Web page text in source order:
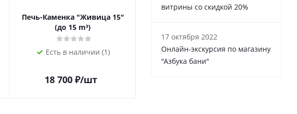
Печь-Каменка "Живица 15"
(до 15 m³)
Есть в наличии (1)
18 700 ₽/шт
Нет в наличии
витрины со скидкой 20%
17 октября 2022
Онлайн-экскурсия по магазину
"Азбука бани"